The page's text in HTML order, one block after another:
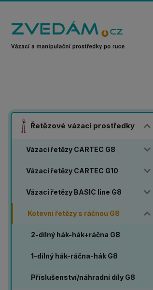
Řetězové vázací prostředky
Vázací řetězy CARTEC G8
Vázací řetězy CARTEC G10
Vázací řetězy BASIC line G8
Kotevní řetězy s ráčnou G8
2-dílný hák-hák+ráčna G8
1-dílný hák-ráčna-hák G8
Příslušenství/náhradní díly G8